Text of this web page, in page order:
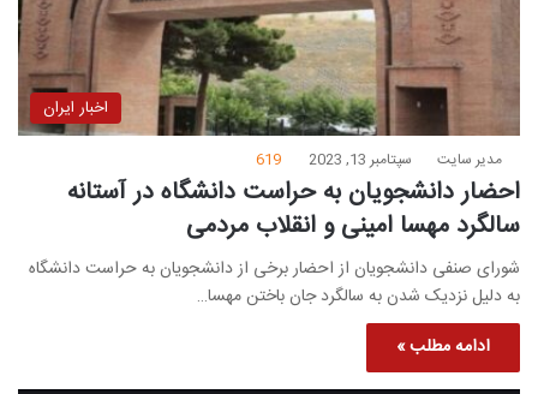
اخبار ایران
مدیر سایت سپتامبر 13, 2023 619
احضار دانشجویان به حراست دانشگاه در آستانه
سالگرد مهسا امینی و انقلاب مردمی
شورای صنفی دانشجویان از احضار برخی از دانشجویان به حراست دانشگاه
به دلیل نزدیک شدن به سالگرد جان باختن مهسا…
ادامه مطلب »